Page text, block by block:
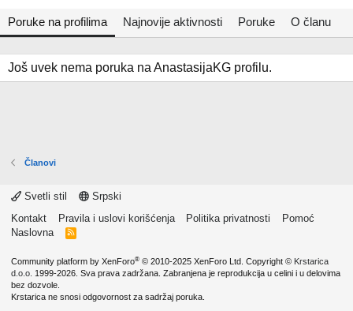
Poruke na profilima Najnovije aktivnosti Poruke O članu
Još uvek nema poruka na AnastasijaKG profilu.
Članovi
Svetli stil
Srpski
Kontakt
Pravila i uslovi korišćenja Politika privatnosti
Pomoć
Naslovna
R
Community platform by XenForo® © 2010-2025 XenForo Ltd. Copyright © Krstarica
d.o.o. 1999-2026. Sva prava zadržana. Zabranjena je reprodukcija u celini i u delovima
bez dozvole.
Krstarica ne snosi odgovornost za sadržaj poruka.